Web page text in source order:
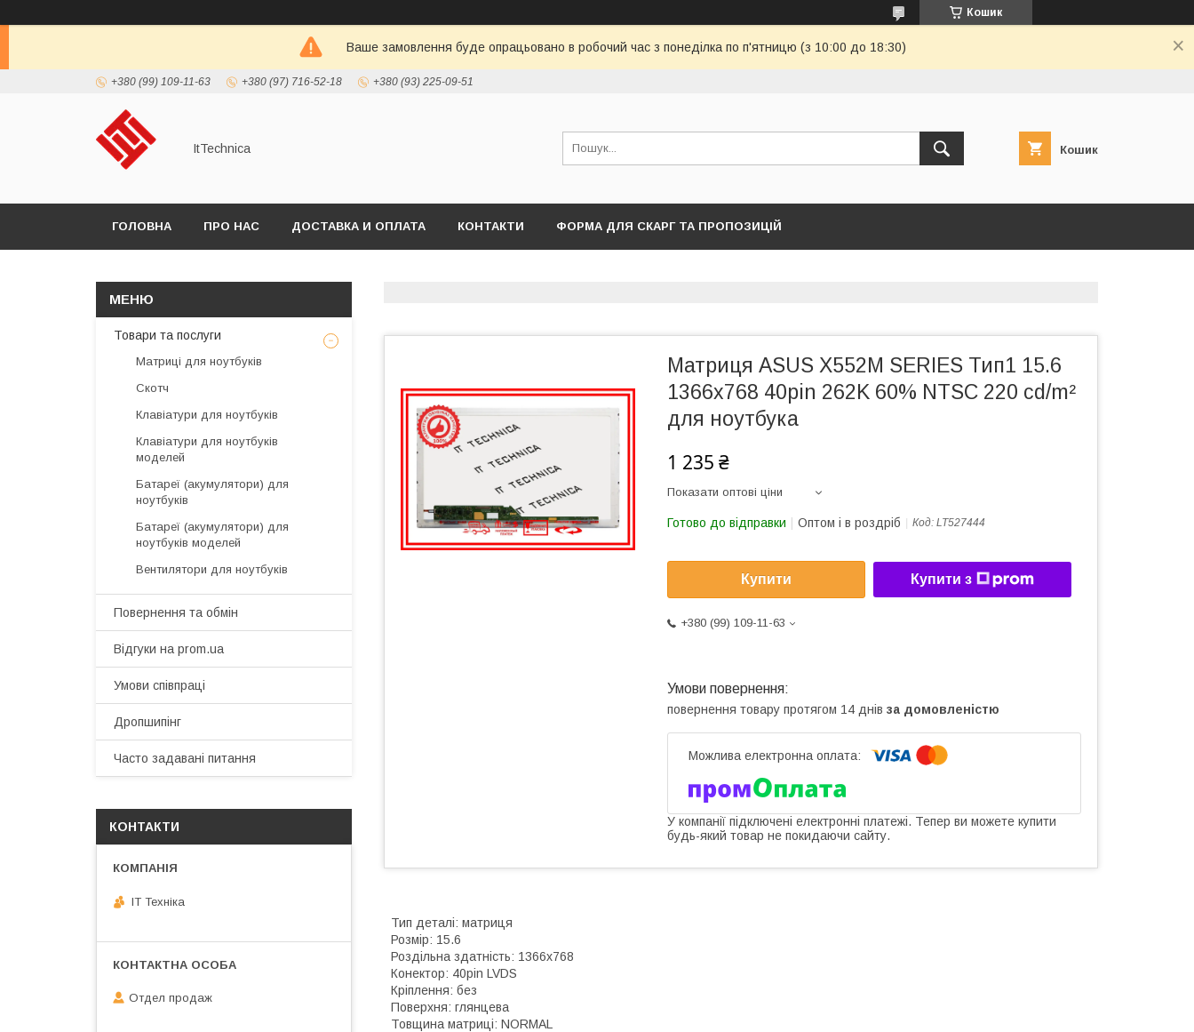
Кошик
Ваше замовлення буде опрацьовано в робочий час з понеділка по п'ятницю (з 10:00 до 18:30)
+380 (99) 109-11-63 +380 (97) 716-52-18 +380 (93) 225-09-51
ItTechnica Кошик
ГОЛОВНА ПРО НАС ДОСТАВКА И ОПЛАТА КОНТАКТИ ФОРМА ДЛЯ СКАРГ ТА ПРОПОЗИЦІЙ
Матриця ASUS X552M SERIES Тип1 15.6
1366x768 40pin 262K 60% NTSC 220 cd/m²
для ноутбука
1 235 ₴
Показати оптові ціни
Готово до відправки Оптом і в роздріб Код: LT527444
Купити Купити з
+380 (99) 109-11-63
повернення товару протягом 14 днів за домовленістю
У компанії підключені електронні платежі. Тепер ви можете купити
будь-який товар не покидаючи сайту.
Тип деталі: матриця
Розмір: 15.6
Роздільна здатність: 1366x768
Конектор: 40pin LVDS
Кріплення: без
Поверхня: глянцева
Товщина матриці: NORMAL
Товари та послуги
Матриці для ноутбуків
Скотч
Клавіатури для ноутбуків
Клавіатури для ноутбуків
моделей
Батареї (акумулятори) для
ноутбуків
Батареї (акумулятори) для
ноутбуків моделей
Вентилятори для ноутбуків
Повернення та обмін
Відгуки на prom.ua
Умови співпраці
Дропшипінг
Часто задавані питання
КОНТАКТИ
IT Техніка
Отдел продаж